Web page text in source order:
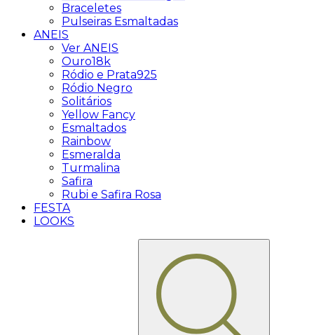
Braceletes
Pulseiras Esmaltadas
ANEIS
Ver ANEIS
Ouro18k
Ródio e Prata925
Ródio Negro
Solitários
Yellow Fancy
Esmaltados
Rainbow
Esmeralda
Turmalina
Safira
Rubi e Safira Rosa
FESTA
LOOKS